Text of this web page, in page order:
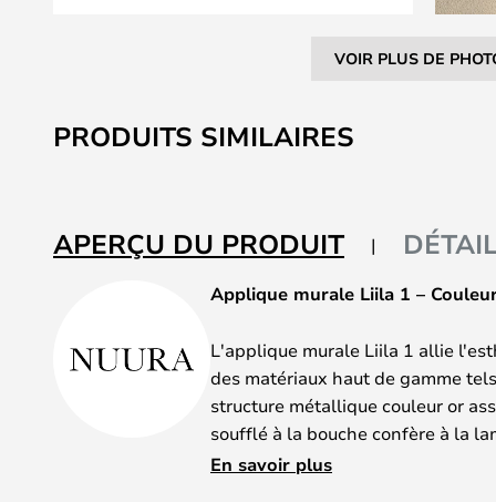
VOIR PLUS DE
to
the
the
images
PRODUITS SIMILAIRES
APERÇU DU PRODUIT
Applique murale Liila 1 –
L'applique murale Liila 1 allie
des matériaux haut de gamme
structure métallique couleur or
soufflé à la bouche confère à la
intemporel qui s'intègre
En savoir plus